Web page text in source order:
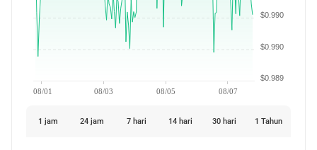
08/01 08/03 08/05 08/07
$0.989
$0.990
$0.990
1 jam 24 jam 7 hari 14 hari 30 hari 1 Tahun